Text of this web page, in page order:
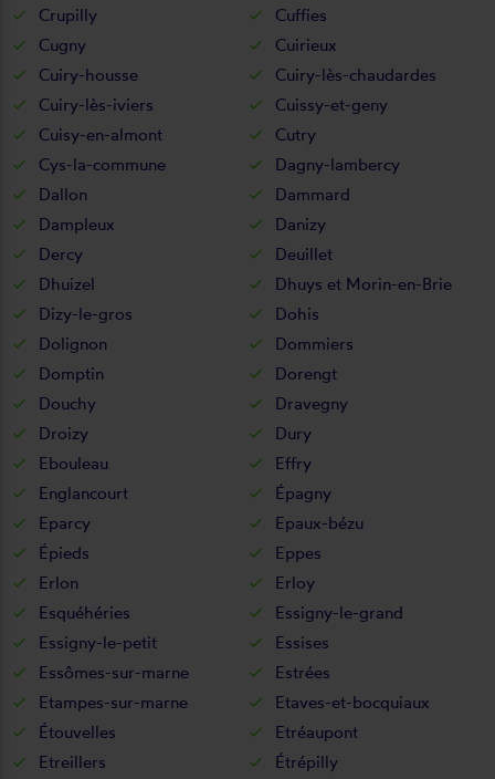
Crupilly
Cuffies
Cugny
Cuirieux
Cuiry-housse
Cuiry-lès-chaudardes
Cuiry-lès-iviers
Cuissy-et-geny
Cuisy-en-almont
Cutry
Cys-la-commune
Dagny-lambercy
Dallon
Dammard
Dampleux
Danizy
Dercy
Deuillet
Dhuizel
Dhuys et Morin-en-Brie
Dizy-le-gros
Dohis
Dolignon
Dommiers
Domptin
Dorengt
Douchy
Dravegny
Droizy
Dury
Ebouleau
Effry
Englancourt
Épagny
Eparcy
Epaux-bézu
Épieds
Eppes
Erlon
Erloy
Esquéhéries
Essigny-le-grand
Essigny-le-petit
Essises
Essômes-sur-marne
Estrées
Etampes-sur-marne
Etaves-et-bocquiaux
Étouvelles
Etréaupont
Etreillers
Étrépilly